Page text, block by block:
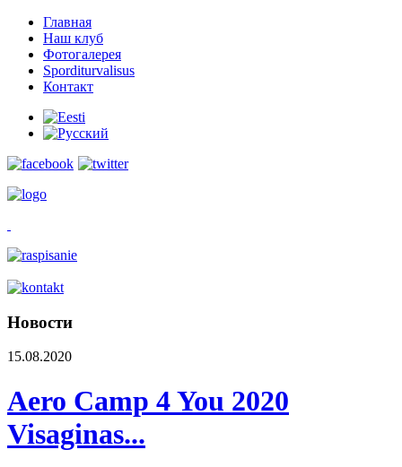
Главная
Наш клуб
Фотогалерея
Sporditurvalisus
Контакт
Новости
15.08.2020
Aero Camp 4 You 2020
Visaginas...